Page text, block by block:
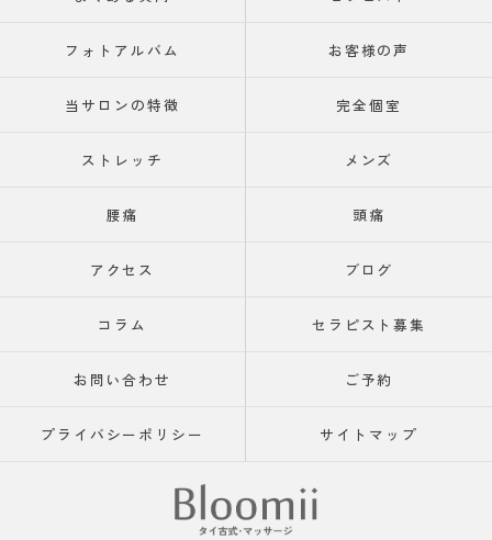
フォトアルバム お客様の声
当サロンの特徴 完全個室
ストレッチ メンズ
腰痛 頭痛
アクセス ブログ
コラム セラピスト募集
お問い合わせ ご予約
プライバシーポリシー サイトマップ